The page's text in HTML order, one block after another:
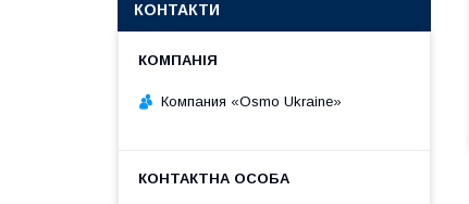
КОНТАКТИ
Компания «Osmo Ukraine»